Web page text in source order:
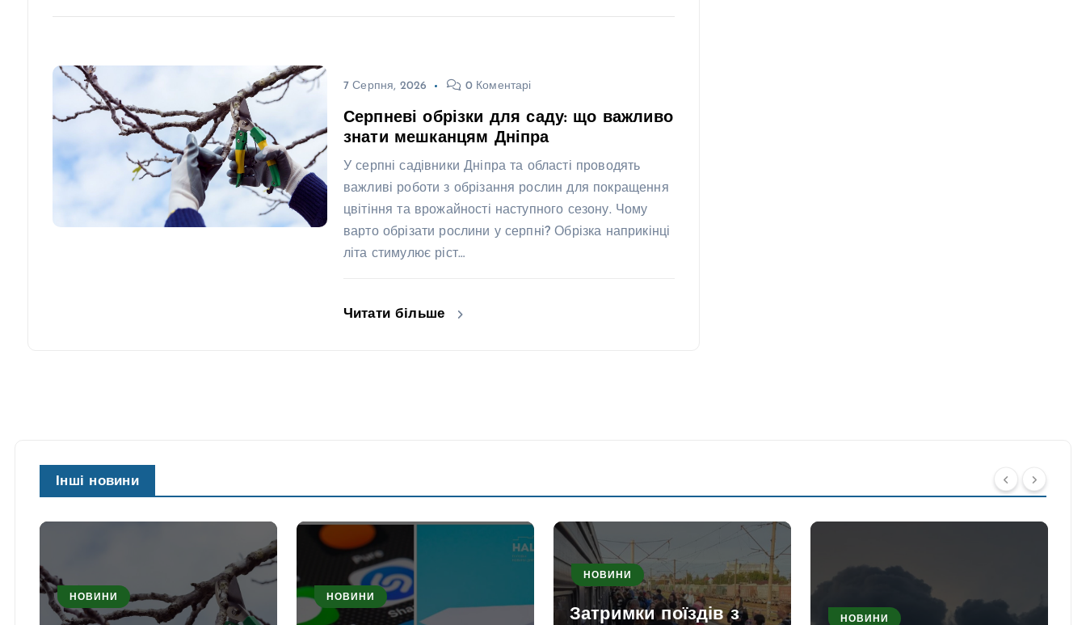
7 Серпня, 2026 0 Коментарі
Серпневі обрізки для саду: що важливо
знати мешканцям Дніпра
У серпні садівники Дніпра та області проводять
важливі роботи з обрізання рослин для покращення
цвітіння та врожайності наступного сезону. Чому
варто обрізати рослини у серпні? Обрізка наприкінці
літа стимулює ріст…
Читати більше
Інші новини
НОВИНИ НОВИНИ
НОВИНИ
Затримки поїздів з
НОВИНИ